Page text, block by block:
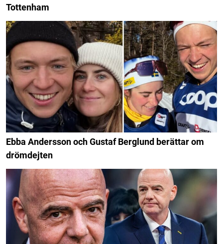
Tottenham
Ebba Andersson och Gustaf Berglund berättar om
drömdejten